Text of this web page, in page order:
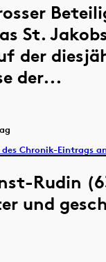
St.
der
der...
Chronik-Eintrags
Rudin
und